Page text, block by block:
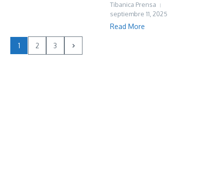
Tibanica Prensa
septiembre 11, 2025
Read More
1 2 3